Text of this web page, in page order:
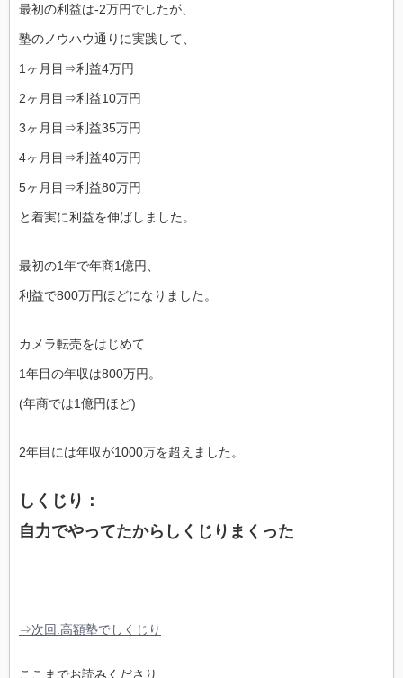
最初の利益は-2万円でしたが、
塾のノウハウ通りに実践して、
1ヶ月目⇒利益4万円
2ヶ月目⇒利益10万円
3ヶ月目⇒利益35万円
4ヶ月目⇒利益40万円
5ヶ月目⇒利益80万円
と着実に利益を伸ばしました。
最初の1年で年商1億円、
利益で800万円ほどになりました。
カメラ転売をはじめて
1年目の年収は800万円。
(年商では1億円ほど)
2年目には年収が1000万を超えました。
しくじり：
自力でやってたからしくじりまくった
⇒次回:高額塾でしくじり
ここまでお読みくださり